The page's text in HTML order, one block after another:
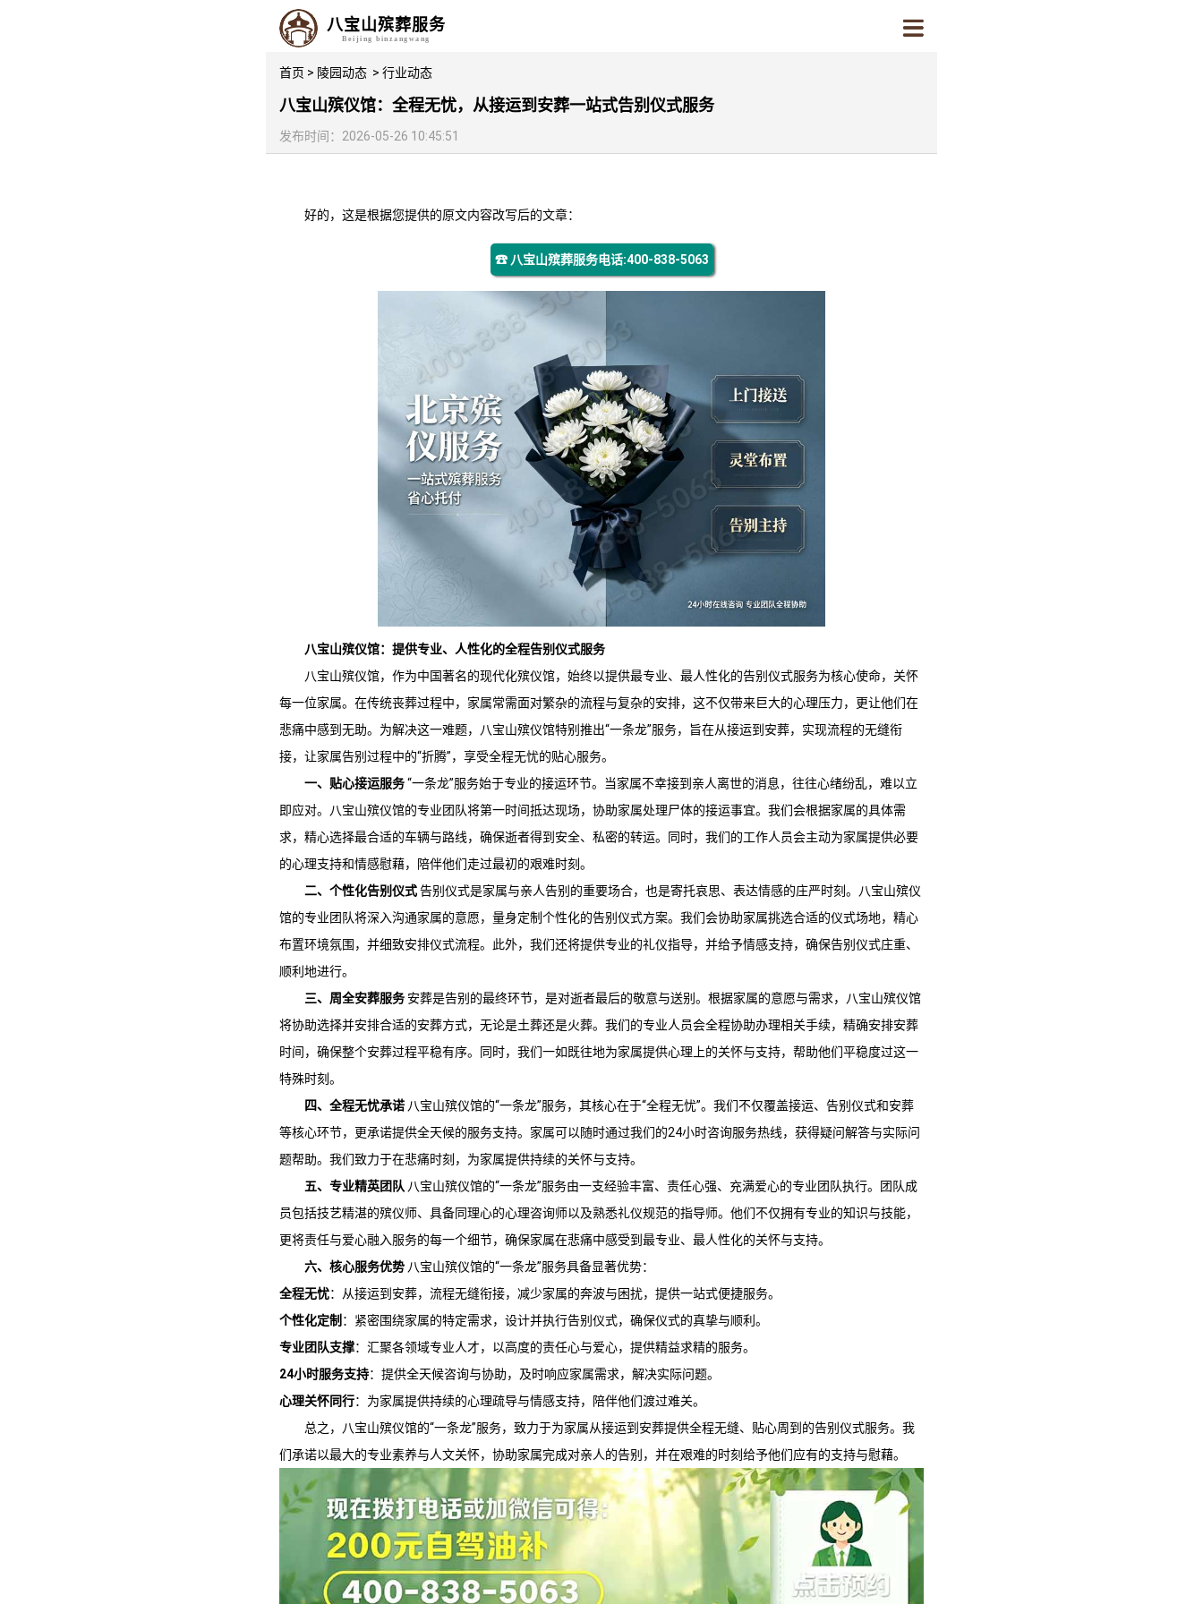
八宝山殡葬服务
Beijing binzangwang
首页 > 陵园动态 > 行业动态
八宝山殡仪馆：全程无忧，从接运到安葬一站式告别仪式服务
发布时间：2026-05-26 10:45:51
好的，这是根据您提供的原文内容改写后的文章：
☎ 八宝山殡葬服务电话:400-838-5063
八宝山殡仪馆：提供专业、人性化的全程告别仪式服务
八宝山殡仪馆，作为中国著名的现代化殡仪馆，始终以提供最专业、最人性化的告别仪式服务为核心使命，关怀
每一位家属。在传统丧葬过程中，家属常需面对繁杂的流程与复杂的安排，这不仅带来巨大的心理压力，更让他们在
悲痛中感到无助。为解决这一难题，
八宝山殡仪馆特别推出“一条龙”服务，旨在从接运到安葬，实现流程的无缝衔
接，让家属告别过程中的“折腾”，享受全程无忧的贴心服务。
一、贴心接运服务“一条龙”服务始于专业的接运环节。当家属不幸接到亲人离世的消息，往往心绪纷乱，难以立
即应对。
八宝山殡仪馆的专业团队将第一时间抵达现场，协助家属处理尸体的接运事宜。我们会根据家属的具体需
求，精心选择最合适的车辆与路线，确保逝者得到安全、私密的转运。同时，我们的工作人员会主动为家属提供必要
的心理支持和情感慰藉，陪伴他们走过最初的艰难时刻。
二、个性化告别仪式告别仪式是家属与亲人告别的重要场合，也是寄托哀思、表达情感的庄严时刻。
八宝山殡仪
馆的专业团队将深入沟通家属的意愿，量身定制个性化的告别仪式方案。我们会协助家属挑选合适的仪式场地，精心
布置环境氛围，并细致安排仪式流程。此外，我们还将提供专业的礼仪指导，并给予情感支持，确保告别仪式庄重、
顺利地进行。
三、周全安葬服务 安葬是告别的最终环节，是对逝者最后的敬意与送别。根据家属的意愿与需求，
八宝山殡仪馆
将协助选择并安排合适的安葬方式，无论是土葬还是火葬。我们的专业人员会全程协助办理相关手续，精确安排安葬
时间，确保整个安葬过程平稳有序。同时，我们一如既往地为家属提供心理上的关怀与支持，帮助他们平稳度过这一
特殊时刻。
四、全程无忧承诺 八宝山殡仪馆的“一条龙”服务，其核心在于“全程无忧”。我们不仅覆盖接运、告别仪式和安葬
等核心环节，更承诺提供全天候的服务支持。家属可以随时通过我们的24小时咨询服务热线，获得疑问解答与实际问
题帮助。我们致力于在悲痛时刻，为家属提供持续的关怀与支持。
五、专业精英团队 八宝山殡仪馆的“一条龙”服务由一支经验丰富、责任心强、充满爱心的专业团队执行。团队成
员包括技艺精湛的殡仪师、具备同理心的心理咨询师以及熟悉礼仪规范的指导师。他们不仅拥有专业的知识与技能，
更将责任与爱心融入服务的每一个细节，确保家属在悲痛中感受到最专业、最人性化的关怀与支持。
六、核心服务优势 八宝山殡仪馆的“一条龙”服务具备显著优势：
全程无忧：从接运到安葬，流程无缝衔接，减少家属的奔波与困扰，提供一站式便捷服务。
个性化定制 ：紧密围绕家属的特定需求，设计并执行告别仪式，确保仪式的真挚与顺利。
专业团队支撑：汇聚各领域专业人才，以高度的责任心与爱心，提供精益求精的服务。
24小时服务支持：提供全天候咨询与协助，及时响应家属需求，解决实际问题。
心理关怀同行：为家属提供持续的心理疏导与情感支持，陪伴他们渡过难关。
总之，
八宝山殡仪馆的“一条龙”服务，致力于为家属从接运到安葬提供全程无缝、贴心周到的告别仪式服务。我
们承诺以最大的专业素养与人文关怀，协助家属完成对亲人的告别，并在艰难的时刻给予他们应有的支持与慰藉。